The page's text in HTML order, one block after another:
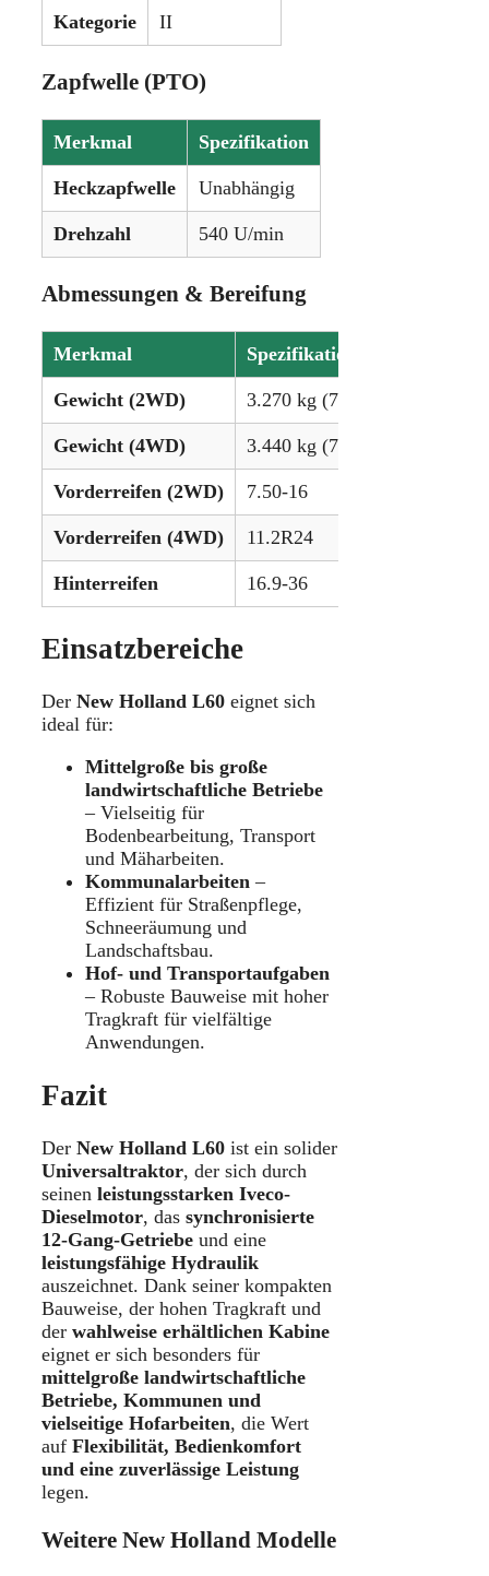
Kategorie II
Zapfwelle (PTO)
Merkmal Spezifikation
Heckzapfwelle Unabhängig
Drehzahl 540 U/min
Abmessungen & Bereifung
Merkmal Spezifikation
Gewicht (2WD) 3.270 kg (7.209 lbs)
Gewicht (4WD) 3.440 kg (7.584 lbs)
Vorderreifen (2WD) 7.50-16
Vorderreifen (4WD) 11.2R24
Hinterreifen 16.9-36
Einsatzbereiche
Der New Holland L60 eignet sich
ideal für:
Mittelgroße bis große
landwirtschaftliche Betriebe
– Vielseitig für
Bodenbearbeitung, Transport
und Mäharbeiten.
Kommunalarbeiten –
Effizient für Straßenpflege,
Schneeräumung und
Landschaftsbau.
Hof- und Transportaufgaben
– Robuste Bauweise mit hoher
Tragkraft für vielfältige
Anwendungen.
Fazit
Der New Holland L60 ist ein solider
Universaltraktor, der sich durch
seinen leistungsstarken Iveco-
Dieselmotor, das synchronisierte
12-Gang-Getriebe und eine
leistungsfähige Hydraulik
auszeichnet. Dank seiner kompakten
Bauweise, der hohen Tragkraft und
der wahlweise erhältlichen Kabine
eignet er sich besonders für
mittelgroße landwirtschaftliche
Betriebe, Kommunen und
vielseitige Hofarbeiten, die Wert
auf Flexibilität, Bedienkomfort
und eine zuverlässige Leistung
legen.
Weitere New Holland Modelle